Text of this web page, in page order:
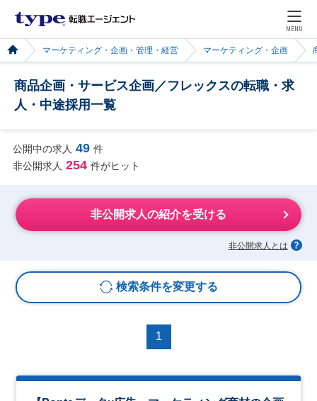
MENU
マーケティング・企画・管理・経営 マーケティング・企画
商品企画・サービス企画／フレックスの転職・求
人・中途採用一覧
公開中の求人 49 件
非公開求人 254 件がヒット
非公開求人の紹介を受ける
非公開求人とは
検索条件を変更する
1